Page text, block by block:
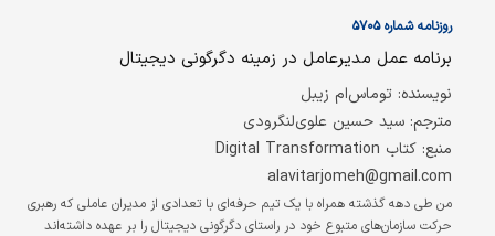
و حتی جهانی را به تصرف خود درآورد. در حال
حاضر تعداد ۶۵ واحد در مقیاس صنعتی و یکصد
اسمی خود مشغول به کار هستند که علاوه بر
تامین…
روزنامه شماره ۵۷۰۵
برنامه عمل مدیرعامل در زمینه دگرگونی دیجیتال
نویسنده: توماس‌ام زیبل
مترجم: سید حسین علوی‌لنگرودی
منبع: کتاب Digital Transformation
alavitarjomeh@gmail.com
من طی دهه گذشته همراه با یک تیم حرفه‌ای با تعدادی از مدیران عاملی که رهبری
حرکت سازمان‌های متبوع خود در راستای دگرگونی دیجیتال را بر عهده داشته‌‌‌اند